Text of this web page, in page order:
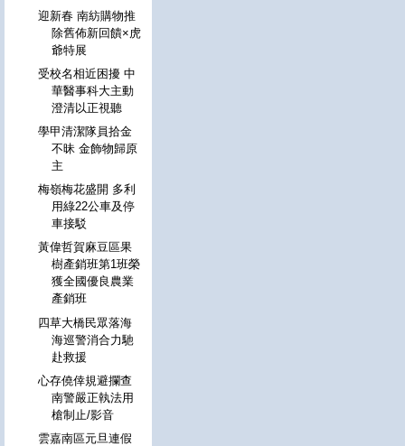
迎新春 南紡購物推
除舊佈新回饋×虎
爺特展
受校名相近困擾 中
華醫事科大主動
澄清以正視聽
學甲清潔隊員拾金
不昧 金飾物歸原
主
梅嶺梅花盛開 多利
用綠22公車及停
車接駁
黃偉哲賀麻豆區果
樹產銷班第1班榮
獲全國優良農業
產銷班
四草大橋民眾落海
海巡警消合力馳
赴救援
心存僥倖規避攔查
南警嚴正執法用
槍制止/影音
雲嘉南區元旦連假